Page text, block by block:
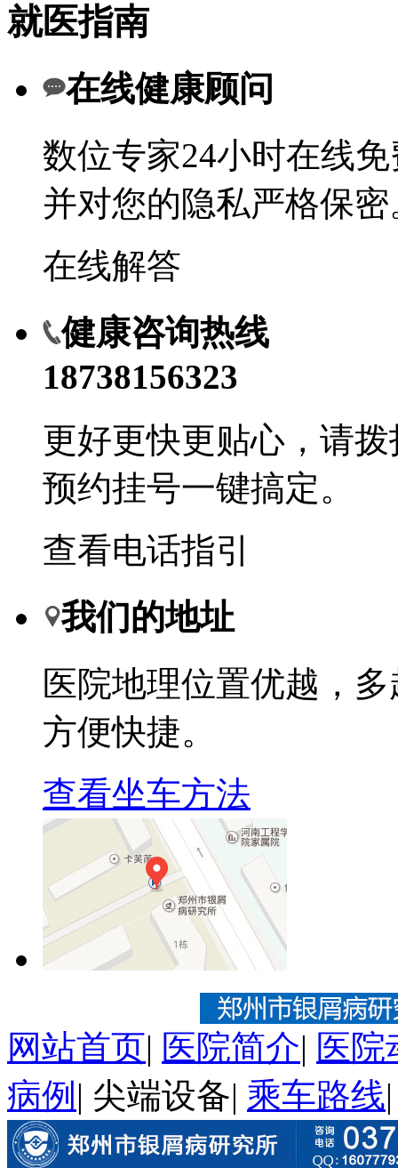
就医指南
在线健康顾问
数位专家24小时在线
并对您的隐私严格保密
在线解答
健康咨询热线
18738156323
更好更快更贴心，请
预约挂号一键搞定。
查看电话指引
我们的地址
医院地理位置优越，
方便快捷。
查看坐车方法
网站首页| 医院简介| 医院
病例 | 尖端设备| 乘车路线